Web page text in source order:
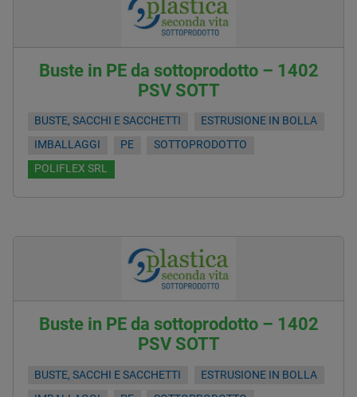
Buste in PE da sottoprodotto – 1402
PSV SOTT
BUSTE, SACCHI E SACCHETTI
ESTRUSIONE IN BOLLA
IMBALLAGGI
PE
SOTTOPRODOTTO
POLIFLEX SRL
Buste in PE da sottoprodotto – 1402
PSV SOTT
BUSTE, SACCHI E SACCHETTI
ESTRUSIONE IN BOLLA